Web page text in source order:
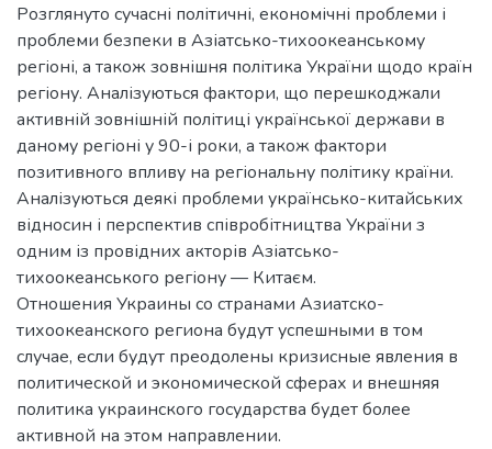
Розглянуто сучасні політичні, економічні проблеми і
проблеми безпеки в Азіатсько-тихоокеанському
регіоні, а також зовнішня політика України щодо країн
регіону. Аналізуються фактори, що перешкоджали
активній зовнішній політиці української держави в
даному регіоні у 90-і роки, а також фактори
позитивного впливу на регіональну політику країни.
Аналізуються деякі проблеми українсько-китайських
відносин і перспектив співробітництва України з
одним із провідних акторів Азіатсько-
тихоокеанського регіону — Китаєм.
Отношения Украины со странами Азиатско-
тихоокеанского региона будут успешными в том
случае, если будут преодолены кризисные явления в
политической и экономической сферах и внешняя
политика украинского государства будет более
активной на этом направлении.